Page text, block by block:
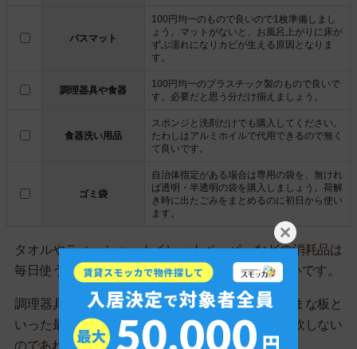
バスマット
100円均一のもので良いので1枚準備しまし
ょう。マットがないと、お風呂上がりに床が
ずぶ濡れになりカビが生える原因となりま
す。
調理器具や食器
100円均一のプラスチック製のもので良いで
す。必要だと思う分だけ揃えましょう。
食器洗い用品
スポンジと洗剤だけでも購入してください。
たわしはアルミホイルで代用できるので無く
て良いです。
ゴミ袋
自治体指定がある場合は専用の袋を、無けれ
ば透明・半透明の袋を購入しましょう。荷解
き時に出たごみをまとめるのに初日から使い
ます。
タオルやティッシュ・トイレットペーパーなどの消耗品は
毎日使うので、安いお店でまとめて購入すると良いです。
調理器具に関しては、深めのフライパン・包丁・まな板と
いった最低限のものだけまずは揃えましょう。自炊しない
のであれば、他の専門的な調理器具は不要です。